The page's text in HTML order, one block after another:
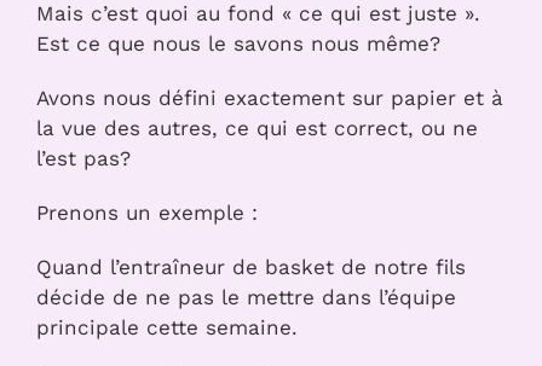
Mais c’est quoi au fond « ce qui est juste ».
Est ce que nous le savons nous même?
Avons nous défini exactement sur papier et à
la vue des autres, ce qui est correct, ou ne
l’est pas?
Prenons un exemple :
Quand l’entraîneur de basket de notre fils
décide de ne pas le mettre dans l’équipe
principale cette semaine.